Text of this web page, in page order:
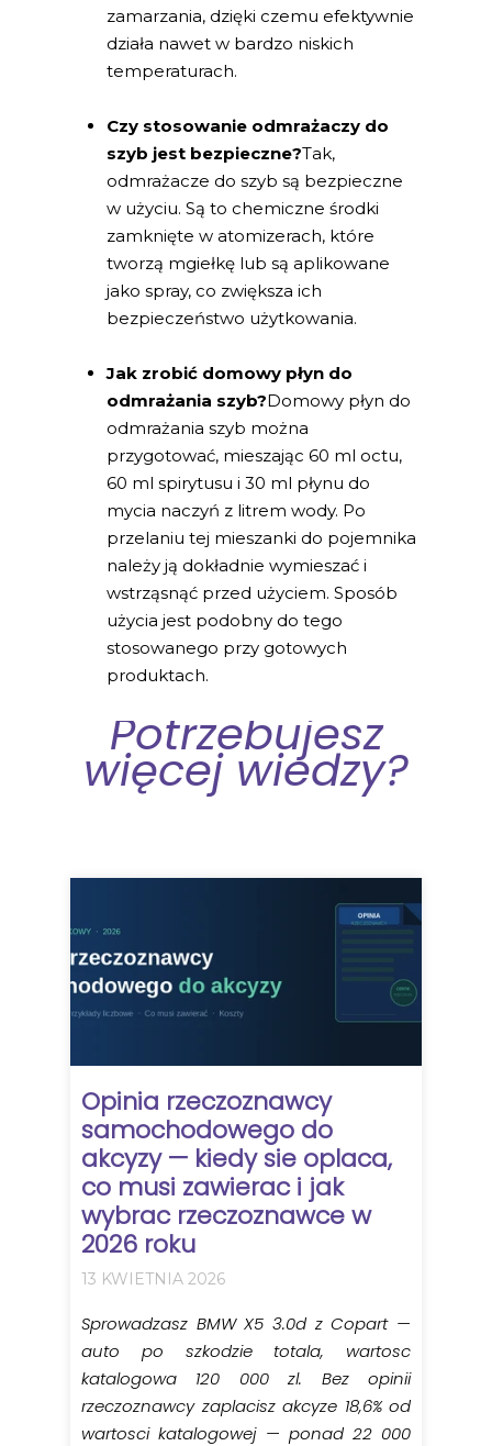
zamarzania, dzięki czemu efektywnie
działa nawet w bardzo niskich
temperaturach.
Czy stosowanie odmrażaczy do
szyb jest bezpieczne?Tak,
odmrażacze do szyb są bezpieczne
w użyciu. Są to chemiczne środki
zamknięte w atomizerach, które
tworzą mgiełkę lub są aplikowane
jako spray, co zwiększa ich
bezpieczeństwo użytkowania.
Jak zrobić domowy płyn do
odmrażania szyb?Domowy płyn do
odmrażania szyb można
przygotować, mieszając 60 ml octu,
60 ml spirytusu i 30 ml płynu do
mycia naczyń z litrem wody. Po
przelaniu tej mieszanki do pojemnika
należy ją dokładnie wymieszać i
wstrząsnąć przed użyciem. Sposób
użycia jest podobny do tego
stosowanego przy gotowych
produktach.
Potrzebujesz
więcej wiedzy?
Opinia rzeczoznawcy
samochodowego do
akcyzy — kiedy sie oplaca,
co musi zawierac i jak
wybrac rzeczoznawce w
2026 roku
13 KWIETNIA 2026
Sprowadzasz BMW X5 3.0d z Copart —
auto po szkodzie totala, wartosc
katalogowa 120 000 zl. Bez opinii
rzeczoznawcy zaplacisz akcyze 18,6% od
wartosci katalogowej — ponad 22 000